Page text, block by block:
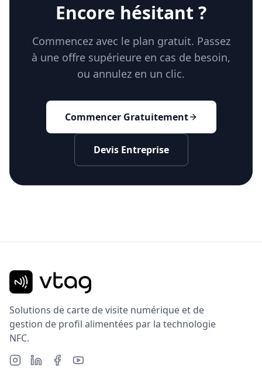
Encore hésitant ?
Commencez avec le plan gratuit. Passez
à une offre supérieure en cas de besoin,
ou annulez en un clic.
Commencer Gratuitement
Devis Entreprise
Solutions de carte de visite numérique et de
gestion de profil alimentées par la technologie
NFC.